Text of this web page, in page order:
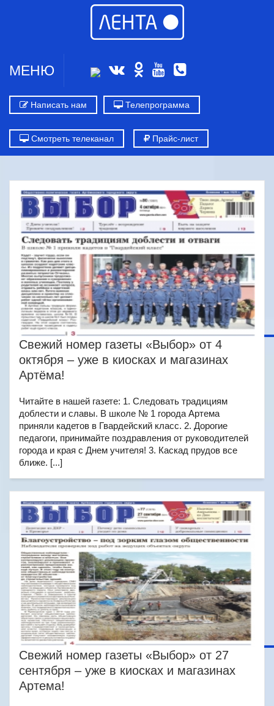
МЕНЮ
Написать нам Телепрограмма
Смотреть телеканал Прайс-лист
Свежий номер газеты «Выбор» от 4
октября – уже в киосках и магазинах
Артёма!
Читайте в нашей газете: 1. Следовать традициям
доблести и славы. В школе № 1 города Артема
приняли кадетов в Гвардейский класс. 2. Дорогие
педагоги, принимайте поздравления от руководителей
города и края с Днем учителя! 3. Каскад прудов все
ближе. [...]
Свежий номер газеты «Выбор» от 27
сентября – уже в киосках и магазинах
Артема!